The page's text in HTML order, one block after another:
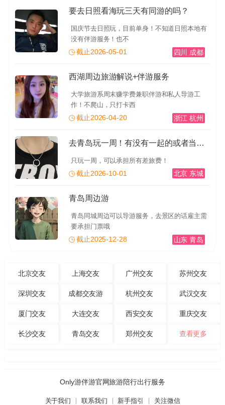
要去日照看海玩三天有同游的吗？
国庆节去日照玩，目前单身！不知道日照本地有
没有伴游服务！也不
截止2026-05-01 四川 成都
西湖周边旅游解说+伴游服务
大学旅游系周末赚学费兼职伴游和私人导游工
作！不爬山，只打卡西
截止2026-04-20 浙江 杭州
去青岛玩一周！有没有一起的或者当地的导游推荐一下！有
只玩一周，可以承担所有差旅费！
截止2026-10-01 北京 东城
青岛周边游
青岛同城周边可以导游服务，去景区的话雇主需
要承担门票哦
截止2025-12-28 山东 青岛
北京交友 上海交友 广州交友 苏州交友
深圳交友 成都交友游 杭州交友 武汉交友
厦门交友 大连交友 西安交友 重庆交友
长沙交友 青岛交友 郑州交友 查看更多
Only游伴游官网旅游陪行出行服务
关于我们 联系我们 新手指引 关注微信